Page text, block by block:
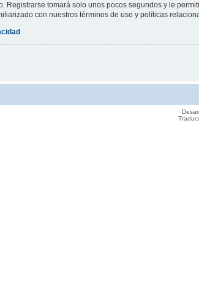
Registrarse tomará solo unos pocos segundos y le
con nuestros términos de uso y políticas